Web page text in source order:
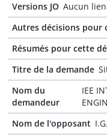
Versions JO Aucun
Autres décisions pour
Résumés pour cette
Titre de la demande
Nom du
demandeur
IEE
Nom de l'opposant